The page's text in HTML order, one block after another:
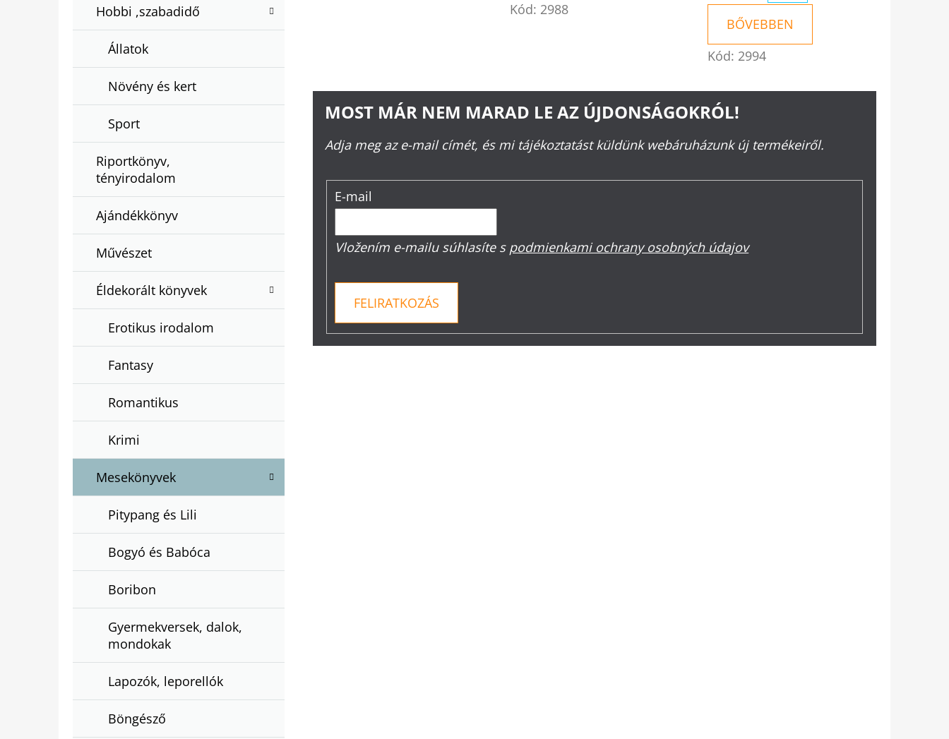
Hobbi ,szabadidő
Állatok
Növény és kert
Sport
Riportkönyv,
tényirodalom
Ajándékkönyv
Művészet
Éldekorált könyvek
Erotikus irodalom
Fantasy
Romantikus
Krimi
Mesekönyvek
Pitypang és Lili
Bogyó és Babóca
Boribon
Gyermekversek, dalok,
mondokak
Lapozók, leporellók
Böngésző
Kód: 2988
BŐVEBBEN
Kód: 2994
MOST MÁR NEM MARAD LE AZ ÚJDONSÁGOKRÓL!
Adja meg az e-mail címét, és mi tájékoztatást küldünk webáruházunk új termékeiről.
E-mail
Vložením e-mailu súhlasíte s podmienkami ochrany osobných údajov
FELIRATKOZÁS